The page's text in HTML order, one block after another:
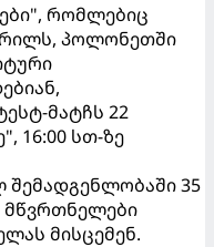
რომლებიც
პოლონეთში
მატჩს 22
16:00 სთ-ზე
35
მისცემენ.